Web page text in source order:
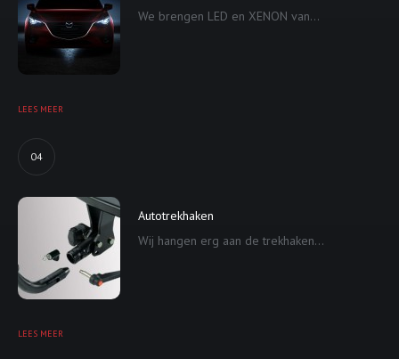
We brengen LED en XENON van...
LEES MEER
04
Autotrekhaken
Wij hangen erg aan de trekhaken...
LEES MEER